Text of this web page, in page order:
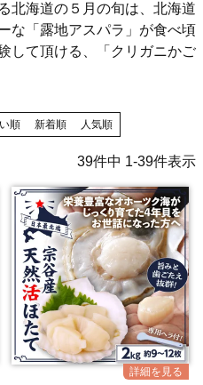
北海道の５月の旬は、北海道
な「露地アスパラ」が食べ頃
して頂ける、「クリガニかご
順 新着順 人気順
39件中 1-39件表示